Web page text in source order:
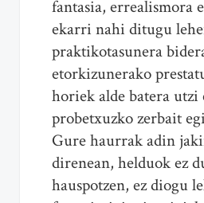
fantasia, errealismora
ekarri nahi ditugu
praktikotasunera
etorkizunerako
horiek alde batera utzi
probetxuzko zerbait
Gure haurrak adin
direnean, helduok ez
hauspotzen, ez diogu